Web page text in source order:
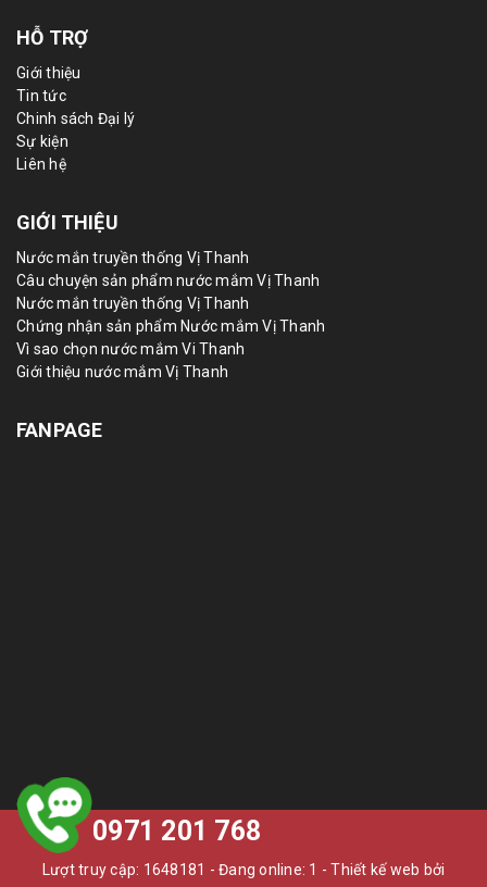
HỖ TRỢ
Giới thiệu
Tin tức
Chinh sách Đại lý
Sự kiện
Liên hệ
GIỚI THIỆU
Nước mắn truyền thống Vị Thanh
Câu chuyện sản phẩm nước mắm Vị Thanh
Nước mắn truyền thống Vị Thanh
Chứng nhận sản phẩm Nước mắm Vị Thanh
Vì sao chọn nước mắm Vi Thanh
Giới thiệu nước mắm Vị Thanh
FANPAGE
0971 201 768
Lượt truy cập: 1648181 - Đang online: 1 -Thiết kế web bởi